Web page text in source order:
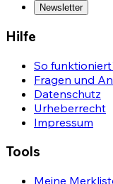
Newsletter
Hilfe
So
Fragen und
Datenschutz
Urheberrecht
Impressum
Tools
Meine